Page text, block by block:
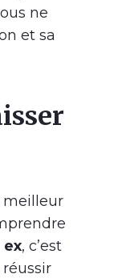
ne
et sa
meilleur
ex, c’est